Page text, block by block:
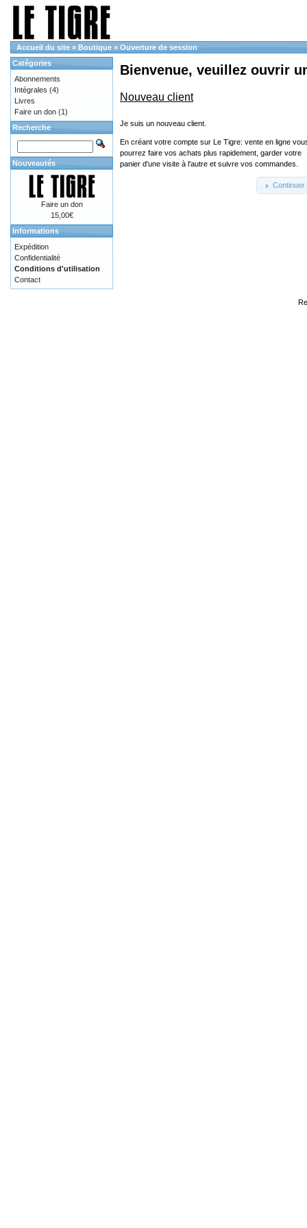
Accueil du site » Boutique » Ouverture de session
Bienvenue, veuillez ouvrir
Nouveau client
Je suis un nouveau client.
En créant votre compte sur Le Tigre: vente en ligne
pourrez faire vos achats plus rapidement, garder votre
panier d'une visite à l'autre et suivre vos commandes.
Continuer
Catégories
Abonnements
Intégrales (4)
Livres
Faire un don (1)
Recherche
Nouveautés
Faire un don
15,00€
Informations
Expédition
Confidentialité
Conditions d'utilisation
Contact